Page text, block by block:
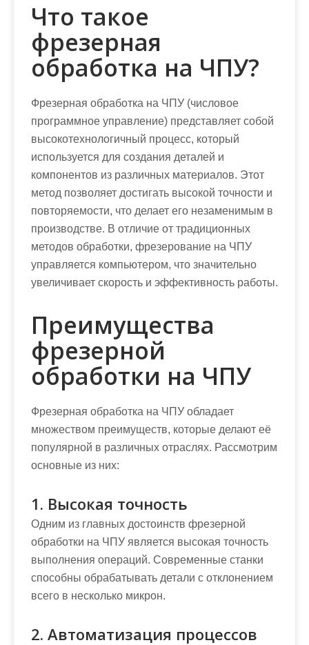
Что такое
фрезерная
обработка на ЧПУ?
Фрезерная обработка на ЧПУ (числовое
программное управление) представляет собой
высокотехнологичный процесс, который
используется для создания деталей и
компонентов из различных материалов. Этот
метод позволяет достигать высокой точности и
повторяемости, что делает его незаменимым в
производстве. В отличие от традиционных
методов обработки, фрезерование на ЧПУ
управляется компьютером, что значительно
увеличивает скорость и эффективность работы.
Преимущества
фрезерной
обработки на ЧПУ
Фрезерная обработка на ЧПУ обладает
множеством преимуществ, которые делают её
популярной в различных отраслях. Рассмотрим
основные из них:
1. Высокая точность
Одним из главных достоинств фрезерной
обработки на ЧПУ является высокая точность
выполнения операций. Современные станки
способны обрабатывать детали с отклонением
всего в несколько микрон.
2. Автоматизация процессов